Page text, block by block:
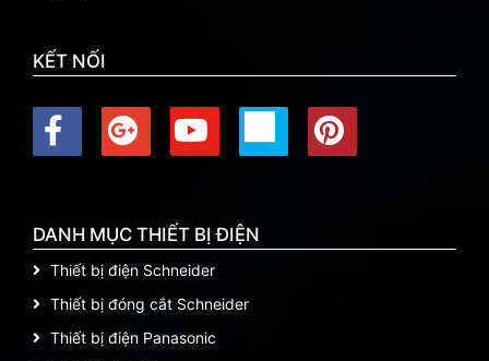
KẾT NỐI
DANH MỤC THIẾT BỊ ĐIỆN
Thiết bị điện Schneider
Thiết bị đóng cắt Schneider
Thiết bị điện Panasonic